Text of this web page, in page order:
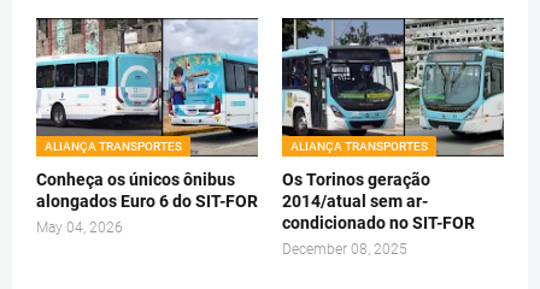
ALIANÇA TRANSPORTES
Conheça os únicos ônibus
alongados Euro 6 do SIT-FOR
May 04, 2026
ALIANÇA TRANSPORTES
Os Torinos geração
2014/atual sem ar-
condicionado no SIT-FOR
December 08, 2025